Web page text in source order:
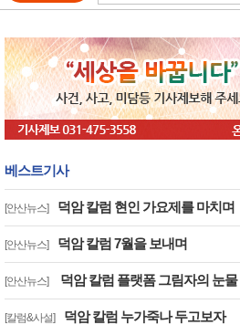
베스트기사
[안산뉴스] 덕암 칼럼 현인 가요제를 마치며
[안산뉴스] 덕암 칼럼 7월을 보내며
[안산뉴스] 덕암 칼럼 플랫폼 그림자의 눈물
[칼럼&사설] 덕암 칼럼 누가죽나 두고보자